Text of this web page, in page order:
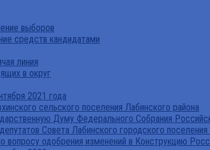
выборов
средств кандидатами
линия
в округ
2021 года
сельского поселения Лабинского района
Думу Федерального Собрания
Совета Лабинского городского
вопросу одобрения изменений в Конструкцию